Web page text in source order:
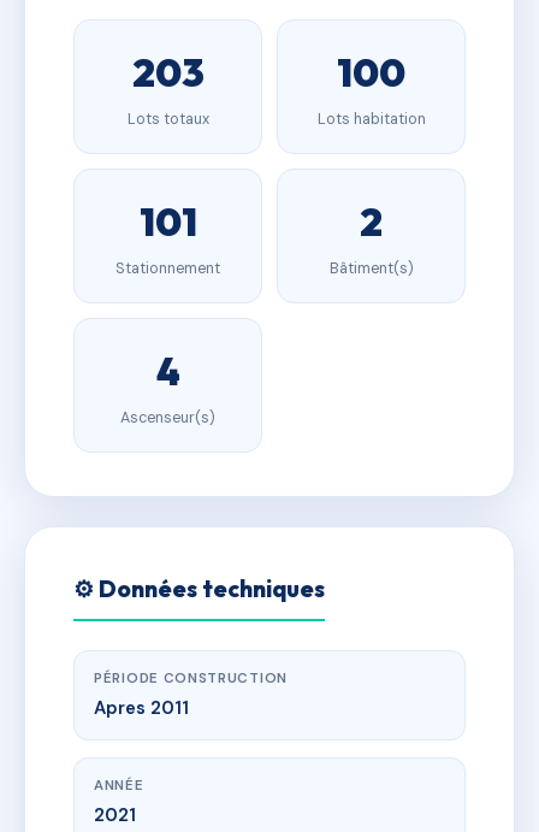
203
Lots totaux
100
Lots habitation
101
Stationnement
2
Bâtiment(s)
4
Ascenseur(s)
⚙️ Données techniques
PÉRIODE CONSTRUCTION
Apres 2011
ANNÉE
2021